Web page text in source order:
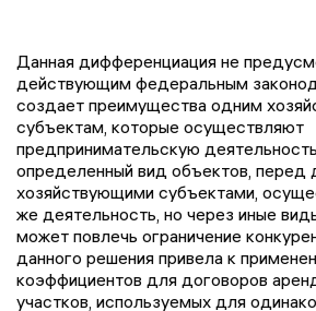
Данная дифференциация не
действующим федеральным
создает преимущества одним
субъектам, которые осуществляют
предпринимательскую
определенный вид объектов, перед
хозяйствующими субъектами,
же деятельность, но через иные
может повлечь ограничение
данного решения привела к
коэффициентов для договоров
участков, используемых для